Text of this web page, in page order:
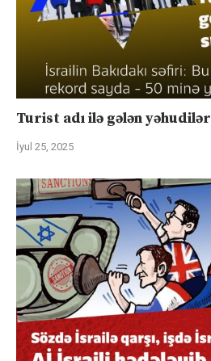
Turist adı ilə gələn yəhudilər
İyul 25, 2025